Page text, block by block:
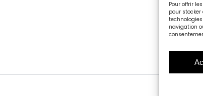
Pour offrir
pour
navigation